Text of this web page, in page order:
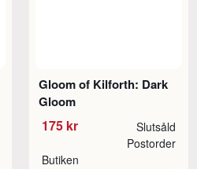
Gloom of Kilforth: Dark
Gloom
175 kr Slutsåld
Butiken
Postorder